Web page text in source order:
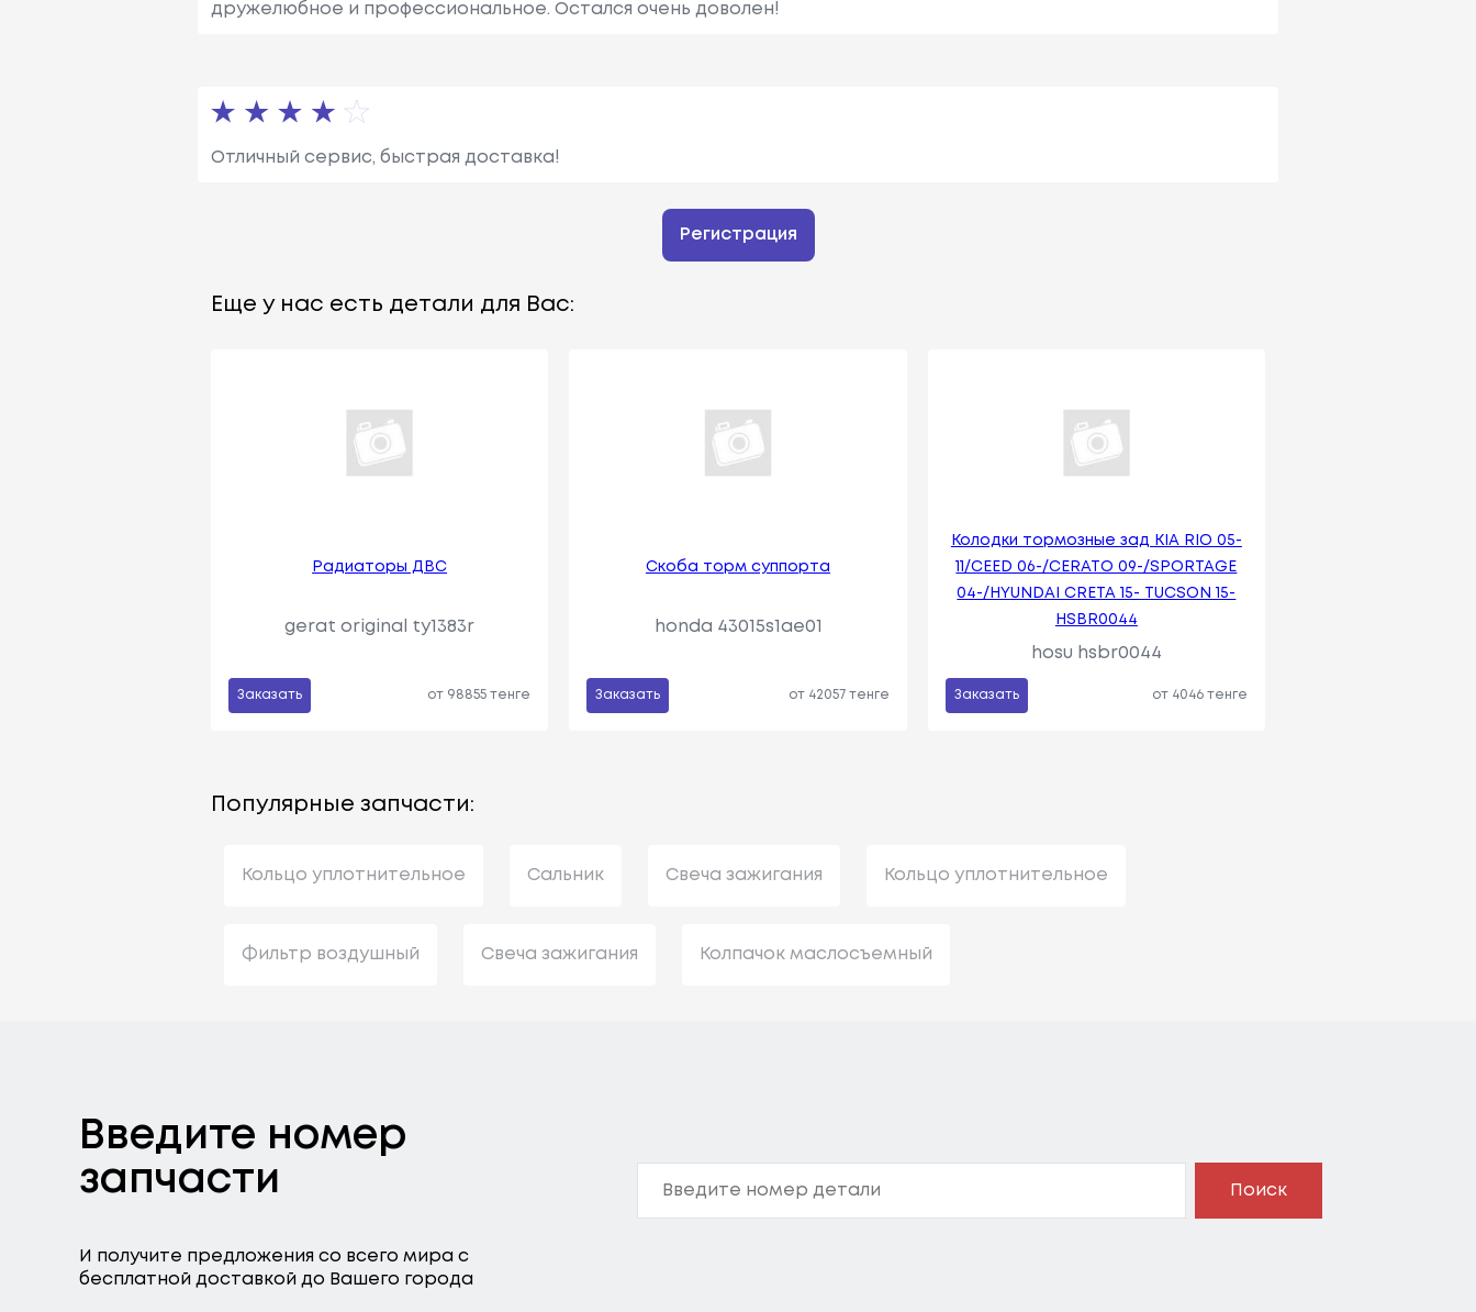
дружелюбное и профессиональное. Остался очень доволен!
Отличный сервис, быстрая доставка!
Регистрация
Еще у нас есть детали для Вас:
Радиаторы ДВС
gerat original ty1383r
Заказать от 98855 тенге
Скоба торм суппорта
honda 43015s1ae01
Заказать от 42057 тенге
Колодки тормозные зад KIA RIO 05-
11/CEED 06-/CERATO 09-/SPORTAGE
04-/HYUNDAI CRETA 15- TUCSON 15-
HSBR0044
hosu hsbr0044
Заказать от 4046 тенге
Популярные запчасти:
Кольцо уплотнительное Сальник Свеча зажигания Кольцо уплотнительное
Фильтр воздушный Свеча зажигания Колпачок маслосъемный
Введите номер
запчасти
И получите предложения со всего мира с
бесплатной доставкой до Вашего города
Поиск